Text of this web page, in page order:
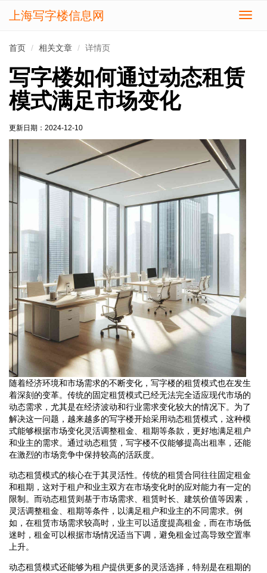
切
上海写字楼信息网
首页 相关文章 详情页
写字楼如何通过动态租赁
模式满足市场变化
更新日期： 2024-12-10
随着经济环境和市场需求的不断变化，写字楼的租赁模式也在发生
着深刻的变革。传统的固定租赁模式已经无法完全适应现代市场的
动态需求，尤其是在经济波动和行业需求变化较大的情况下。为了
解决这一问题，越来越多的写字楼开始采用动态租赁模式，这种模
式能够根据市场变化灵活调整租金、租期等条款，更好地满足租户
和业主的需求。通过动态租赁，写字楼不仅能够提高出租率，还能
在激烈的市场竞争中保持较高的活跃度。
动态租赁模式的核心在于其灵活性。传统的租赁合同往往固定租金
和租期，这对于租户和业主双方在市场变化时的应对能力有一定的
限制。而动态租赁则基于市场需求、租赁时长、建筑价值等因素，
灵活调整租金、租期等条件，以满足租户和业主的不同需求。例
如，在租赁市场需求较高时，业主可以适度提高租金，而在市场低
迷时，租金可以根据市场情况适当下调，避免租金过高导致空置率
上升。
动态租赁模式还能够为租户提供更多的灵活选择，特别是在租期的